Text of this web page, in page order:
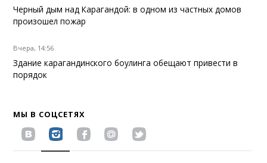
Черный дым над Карагандой: в одном из частных домов
произошел пожар
Вчера, 14:56
Здание карагандинского боулинга обещают привести в
порядок
МЫ В СОЦСЕТЯХ